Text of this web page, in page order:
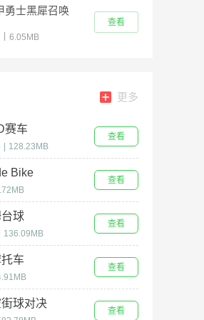
勇士黑犀召唤
6.05MB
查看
更多
赛车
128.23MB
查看
Bike
查看
球
136.09MB
查看
车
查看
球对决
查看